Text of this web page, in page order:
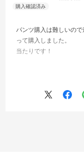
パンツ購入は難しいの
って購入しました。
当たりです！
で大体のラインが想像